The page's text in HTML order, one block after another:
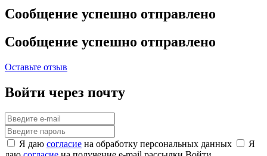
Сообщение успешно отправлено
Сообщение успешно отправлено
Оставьте отзыв
Войти через почту
Я даю согласие на обработку персональных данных
Я